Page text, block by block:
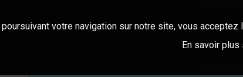
poursuivant votre navigation sur notre site, vous
En savoir